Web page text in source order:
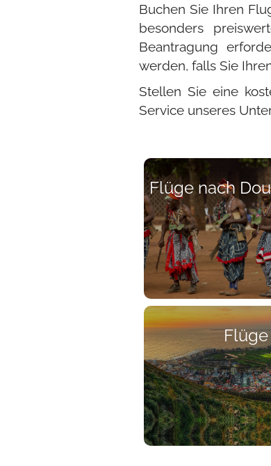
Buchen Sie Ihren
besonders
Beantragung
werden, falls Sie
Stellen Sie eine
Service unseres
Flüge nach